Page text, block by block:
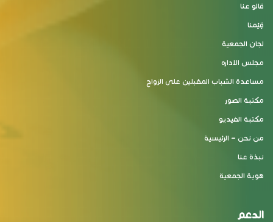
قالو عنا
قِيَمنا
لجان الجمعية
مجلس الاداره
مساعدة الشباب المقبلين على الزواج
مكتبة الصور
مكتبة الفيديو
من نحن – الرئيسية
نبذة عنا
هوية الجمعية
الدعم